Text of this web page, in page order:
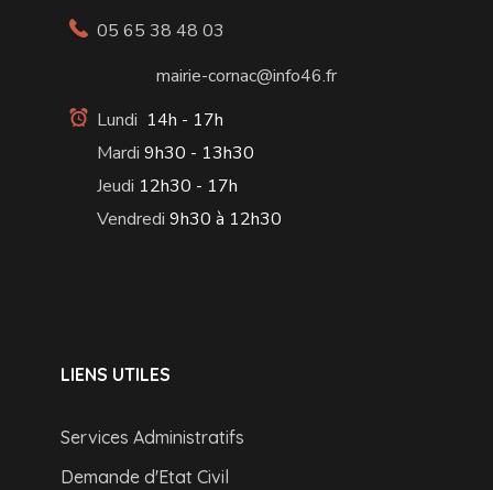
05 65 38 48 03
mairie-cornac@info46.fr
Lundi 14h - 17h
Mardi9h30 - 13h30
Jeudi 12h30 - 17h
Vendredi 9h30 à 12h30
LIENS UTILES
Services Administratifs
Demande d'Etat Civil